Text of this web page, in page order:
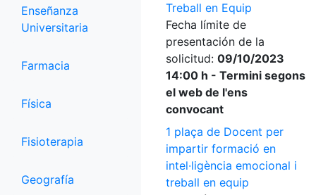
Enseñanza
Universitaria
Farmacia
Física
Fisioterapia
Geografía
Treball en Equip
Fecha límite de
presentación de la
solicitud: 09/10/2023
14:00 h - Termini segons
el web de l'ens
convocant
1 plaça de Docent per
impartir formació en
intel·ligència emocional i
treball en equip